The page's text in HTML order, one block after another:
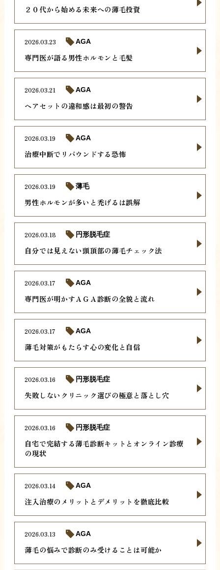
２０代から始める未来への薄毛投資
専門医が語る男性ホルモンと毛髪
2026.03.23 AGA
ヘアセットの違和感は最初の警告
2026.03.21 AGA
治療中断でリバウンドする恐怖
2026.03.19 AGA
男性ホルモンが多いと禿げるは誤解
2026.03.19 薄毛
自分では見えない頭頂部の薄毛チェック法
2026.03.18 円形脱毛症
専門医が明かすＡＧＡ診断の全貌と流れ
2026.03.17 AGA
薄毛対策がもたらす心の変化と自信
2026.03.17 AGA
失敗しないクリニック選びの極意と落とし穴
2026.03.16 円形脱毛症
自宅で完結する薄毛診断キットとオンライン診療
の現状
2026.03.16 円形脱毛症
注入治療のメリットとデメリットを徹底比較
2026.03.14 AGA
薄毛の悩みで診断のみ受けることは可能か
2026.03.13 AGA